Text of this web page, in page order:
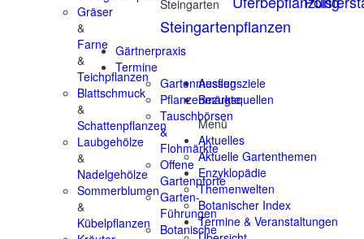
Gräser
&
Farne
&
Teichpflanzen
Blattschmuck
&
Schattenpflanzen
Laubgehölze
&
Nadelgehölze
Sommerblumen
&
Kübelpflanzen
Steingarten
Steingartenpflanzen
Gärtnerpraxis
Termine
Gartenmessen
Pflanzenmärkte
Tauschbörsen
&
Flohmärkte
Offene
Gartenpforte
Garten-
Führungen
Botanische
Ausflugsziele
Bezugsquellen
Menü
Aktuelles
Aktuelle Gartenthemen
Enzyklopädie
Themenwelten
Botanischer Index
Termine & Veranstaltungen